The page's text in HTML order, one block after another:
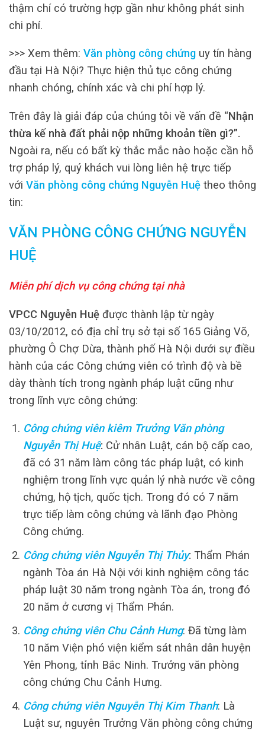
thậm chí có trường hợp gần như không phát sinh
chi phí.
>>> Xem thêm: Văn phòng công chứng uy tín hàng
đầu tại Hà Nội? Thực hiện thủ tục công chứng
nhanh chóng, chính xác và chi phí hợp lý.
Trên đây là giải đáp của chúng tôi về vấn đề “Nhận
thừa kế nhà đất phải nộp những khoản tiền gì?”.
Ngoài ra, nếu có bất kỳ thắc mắc nào hoặc cần hỗ
trợ pháp lý, quý khách vui lòng liên hệ trực tiếp
với Văn phòng công chứng Nguyễn Huệ theo thông
tin:
VĂN PHÒNG CÔNG CHỨNG NGUYỄN
HUỆ
Miễn phí dịch vụ công chứng tại nhà
VPCC Nguyễn Huệ được thành lập từ ngày
03/10/2012, có địa chỉ trụ sở tại số 165 Giảng Võ,
phường Ô Chợ Dừa, thành phố Hà Nội dưới sự điều
hành của các Công chứng viên có trình độ và bề
dày thành tích trong ngành pháp luật cũng như
trong lĩnh vực công chứng:
Công chứng viên kiêm Trưởng Văn phòng
Nguyễn Thị Huệ: Cử nhân Luật, cán bộ cấp cao,
đã có 31 năm làm công tác pháp luật, có kinh
nghiệm trong lĩnh vực quản lý nhà nước về công
chứng, hộ tịch, quốc tịch. Trong đó có 7 năm
trực tiếp làm công chứng và lãnh đạo Phòng
Công chứng.
Công chứng viên Nguyễn Thị Thủy: Thẩm Phán
ngành Tòa án Hà Nội với kinh nghiệm công tác
pháp luật 30 năm trong ngành Tòa án, trong đó
20 năm ở cương vị Thẩm Phán.
Công chứng viên Chu Cảnh Hưng: Đã từng làm
10 năm Viện phó viện kiểm sát nhân dân huyện
Yên Phong, tỉnh Bắc Ninh. Trưởng văn phòng
công chứng Chu Cảnh Hưng.
Công chứng viên Nguyễn Thị Kim Thanh: Là
Luật sư, nguyên Trưởng Văn phòng công chứng